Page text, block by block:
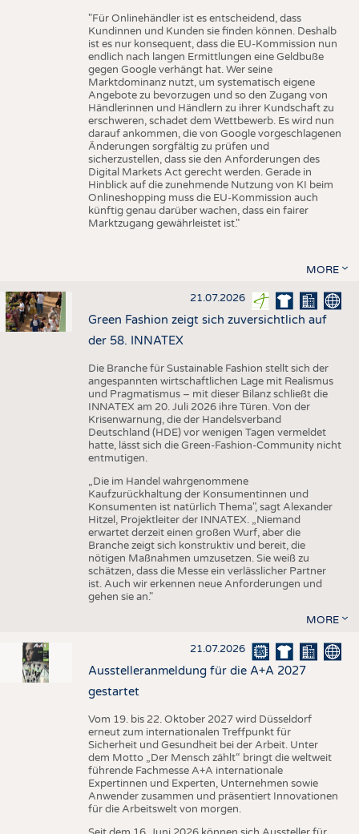
"Für Onlinehändler ist es entscheidend, dass
Kundinnen und Kunden sie finden können. Deshalb
ist es nur konsequent, dass die EU-Kommission nun
endlich nach langen Ermittlungen eine Geldbuße
gegen Google verhängt hat. Wer seine
Marktdominanz nutzt, um systematisch eigene
Angebote zu bevorzugen und so den Zugang von
Händlerinnen und Händlern zu ihrer Kundschaft zu
erschweren, schadet dem Wettbewerb. Es wird nun
darauf ankommen, die von Google vorgeschlagenen
Änderungen sorgfältig zu prüfen und
sicherzustellen, dass sie den Anforderungen des
Digital Markets Act gerecht werden. Gerade in
Hinblick auf die zunehmende Nutzung von KI beim
Onlineshopping muss die EU-Kommission auch
künftig genau darüber wachen, dass ein fairer
Marktzugang gewährleistet ist."
MORE
21.07.2026
Green Fashion zeigt sich zuversichtlich auf
der 58. INNATEX
Die Branche für Sustainable Fashion stellt sich der
angespannten wirtschaftlichen Lage mit Realismus
und Pragmatismus – mit dieser Bilanz schließt die
INNATEX am 20. Juli 2026 ihre Türen. Von der
Krisenwarnung, die der Handelsverband
Deutschland (HDE) vor wenigen Tagen vermeldet
hatte, lässt sich die Green-Fashion-Community nicht
entmutigen.
„Die im Handel wahrgenommene
Kaufzurückhaltung der Konsumentinnen und
Konsumenten ist natürlich Thema", sagt Alexander
Hitzel, Projektleiter der INNATEX. „Niemand
erwartet derzeit einen großen Wurf, aber die
Branche zeigt sich konstruktiv und bereit, die
nötigen Maßnahmen umzusetzen. Sie weiß zu
schätzen, dass die Messe ein verlässlicher Partner
ist. Auch wir erkennen neue Anforderungen und
gehen sie an."
MORE
21.07.2026
Ausstelleranmeldung für die A+A 2027
gestartet
Vom 19. bis 22. Oktober 2027 wird Düsseldorf
erneut zum internationalen Treffpunkt für
Sicherheit und Gesundheit bei der Arbeit. Unter
dem Motto „Der Mensch zählt“ bringt die weltweit
führende Fachmesse A+A internationale
Expertinnen und Experten, Unternehmen sowie
Anwender zusammen und präsentiert Innovationen
für die Arbeitswelt von morgen.